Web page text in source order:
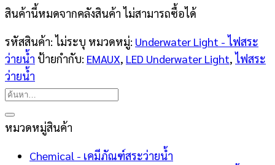
สินค้านี้หมดจากคลังสินค้า ไม่สามารถซื้อได้
รหัสสินค้า: ไม่ระบุ หมวดหมู่: Underwater Light - ไฟสระ
ว่ายน้ำ ป้ายกำกับ: EMAUX, LED Underwater Light, ไฟสระ
ว่ายน้ำ
ค้นหา:
หมวดหมู่สินค้า
Chemical - เคมีภัณฑ์สระว่ายน้ำ